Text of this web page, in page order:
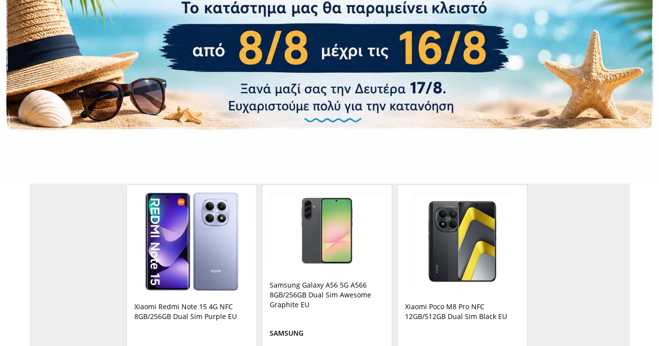
Διαστάσεις και Βάρος
Διαστάσεις (ΠxΒxΥ):
158.4 x 72.8 x 8.9 mm
215 g
Εγγύηση – Πιστοποιήσεις
Xiaomi Redmi Note 15 4G NFC
8GB/256GB Dual Sim Purple EU
Samsung Galaxy A56 5G A566
8GB/256GB Dual Sim Awesome
Graphite EU
SAMSUNG
Xiaomi Poco M8 Pro NFC
12GB/512GB Dual Sim Black EU